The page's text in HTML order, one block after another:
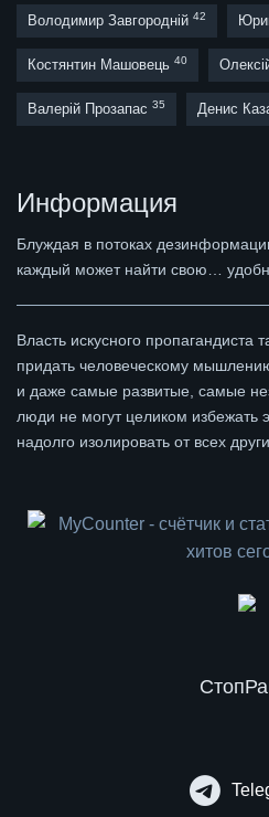
Володимир Завгородній 42
Костянтин Машовець 40
Валерій Прозапас 35 Денис
Информация
Блуждая в потоках
каждый может найти свою…
Власть искусного пропагандиста
придать человеческому
и даже самые развитые, самые
люди не могут целиком избежать
надолго изолировать от всех